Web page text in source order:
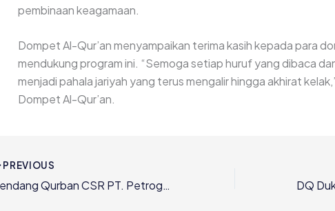
pembinaan keagamaan.
Dompet Al-Qur’an menyampaikan terima kasih kepada para
mendukung program ini. “Semoga setiap huruf yang dibaca
menjadi pahala jariyah yang terus mengalir hingga akhirat
Dompet Al-Qur’an.
PREVIOUS
Rendang Qurban CSR PT. Petrogas Jatim Utama Cendana untuk Anak-anak SAKA, Sidoarjo